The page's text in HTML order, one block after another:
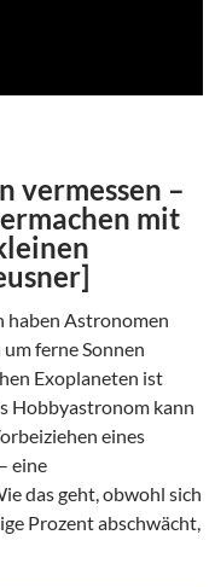
vermessen –
mit
haben Astronomen
ferne Sonnen
Exoplaneten ist
Hobbyastronom kann
eines
eine
das geht, obwohl sich
Prozent abschwächt,